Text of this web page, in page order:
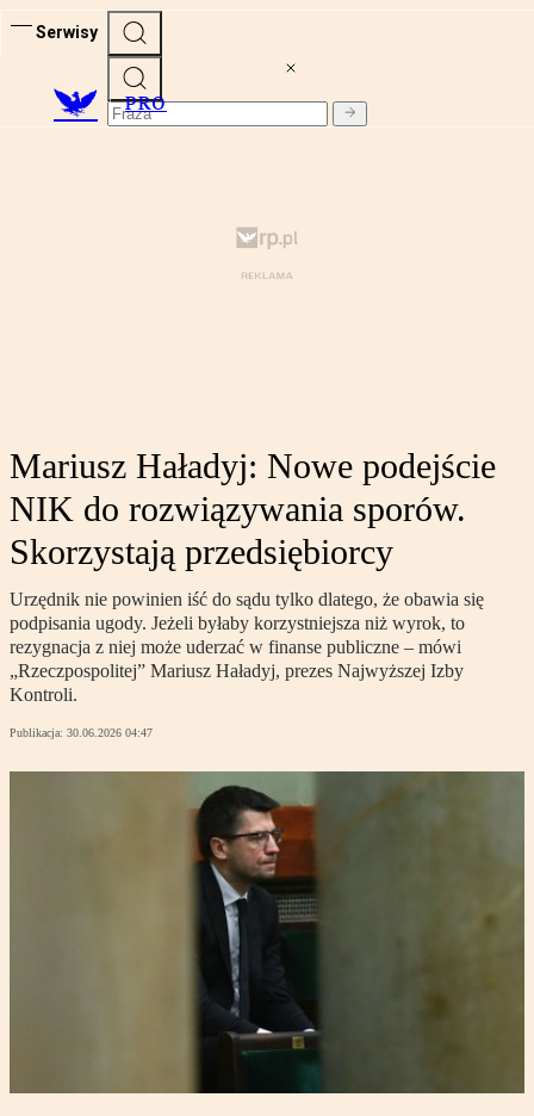
Serwisy
PRO
Mariusz Haładyj: Nowe podejście
NIK do rozwiązywania sporów.
Skorzystają przedsiębiorcy
Urzędnik nie powinien iść do sądu tylko dlatego, że obawia się
podpisania ugody. Jeżeli byłaby korzystniejsza niż wyrok, to
rezygnacja z niej może uderzać w finanse publiczne – mówi
„Rzeczpospolitej” Mariusz Haładyj, prezes Najwyższej Izby
Kontroli.
Publikacja: 30.06.2026 04:47